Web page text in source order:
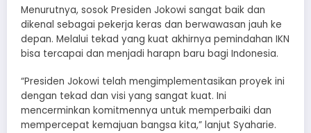
Menurutnya, sosok Presiden Jokowi sangat baik dan
dikenal sebagai pekerja keras dan berwawasan jauh ke
depan. Melalui tekad yang kuat akhirnya pemindahan IKN
bisa tercapai dan menjadi harapn baru bagi Indonesia.
“Presiden Jokowi telah mengimplementasikan proyek ini
dengan tekad dan visi yang sangat kuat. Ini
mencerminkan komitmennya untuk memperbaiki dan
mempercepat kemajuan bangsa kita,” lanjut Syaharie.